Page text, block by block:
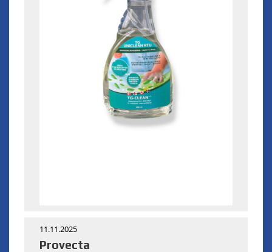
11.11.2025
Provecta